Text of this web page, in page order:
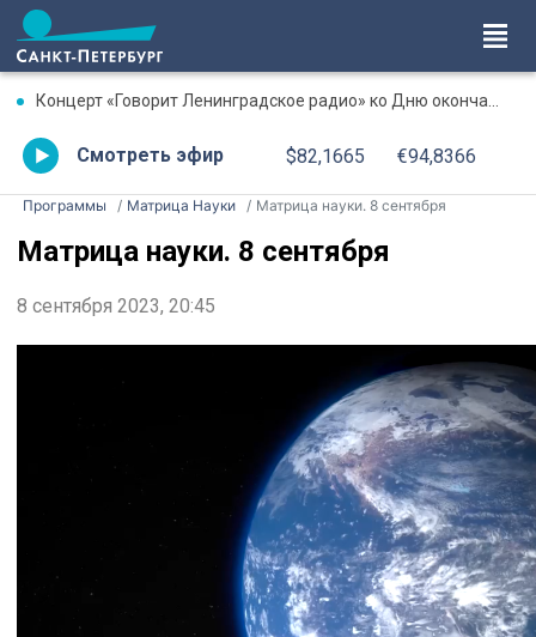
Концерт «Говорит Ленинградское радио» ко Дню окончания Ленинградской битвы. Онлайн-трансляция
Смотреть эфир $82,1665 €94,8366
Программы Матрица Науки Матрица науки. 8 сентября
Матрица науки. 8 сентября
8 сентября 2023, 20:45